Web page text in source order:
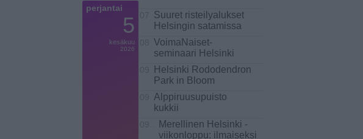
perjantai
5
kesäkuu
2026
Suuret risteilyalukset
Helsingin satamissa
VoimaNaiset-
seminaari Helsinki
Helsinki Rododendron
Park in Bloom
Alppiruusupuisto
kukkii
Merellinen Helsinki ​-
viikonloppu: ilmaiseksi